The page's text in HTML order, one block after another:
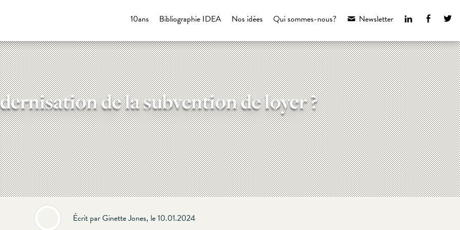
LinkedIn
Newsletter
Qui sommes-nous?
Nos idées
Bibliographie IDEA
10ans
de la subvention de loyer ?
Écrit par Ginette Jones, le 10.01.2024